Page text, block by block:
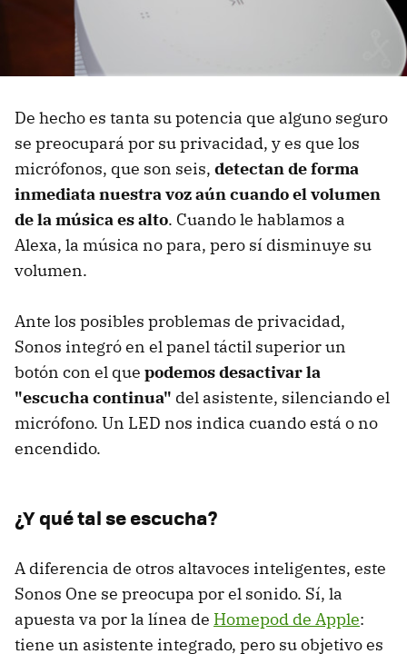
De hecho es tanta su potencia que alguno seguro
se preocupará por su privacidad, y es que los
micrófonos, que son seis, detectan de forma
inmediata nuestra voz aún cuando el volumen
de la música es alto. Cuando le hablamos a
Alexa, la música no para, pero sí disminuye su
volumen.
Ante los posibles problemas de privacidad,
Sonos integró en el panel táctil superior un
botón con el que podemos desactivar la
"escucha continua" del asistente, silenciando el
micrófono. Un LED nos indica cuando está o no
encendido.
¿Y qué tal se escucha?
A diferencia de otros altavoces inteligentes, este
Sonos One se preocupa por el sonido. Sí, la
apuesta va por la línea de Homepod de Apple:
tiene un asistente integrado, pero su objetivo es